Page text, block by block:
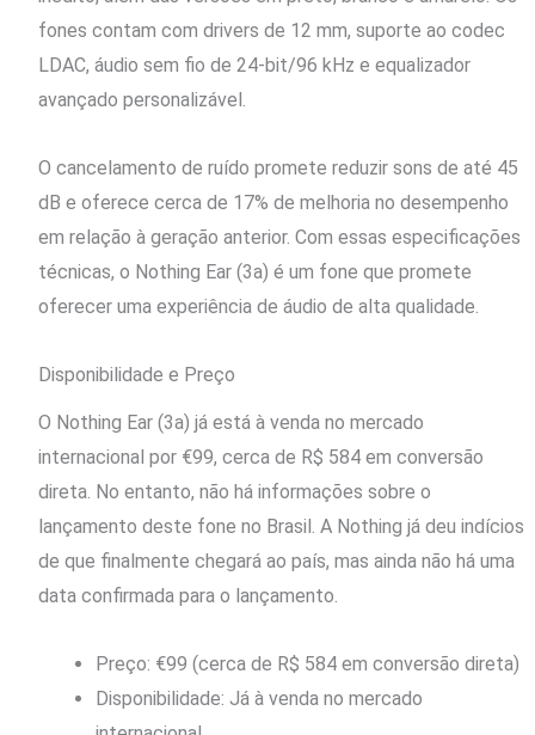
fones contam com drivers de 12 mm, suporte ao codec
LDAC, áudio sem fio de 24-bit/96 kHz e equalizador
avançado personalizável.
O cancelamento de ruído promete reduzir sons de até 45
dB e oferece cerca de 17% de melhoria no desempenho
em relação à geração anterior. Com essas especificações
técnicas, o Nothing Ear (3a) é um fone que promete
oferecer uma experiência de áudio de alta qualidade.
Disponibilidade e Preço
O Nothing Ear (3a) já está à venda no mercado
internacional por €99, cerca de R$ 584 em conversão
direta. No entanto, não há informações sobre o
lançamento deste fone no Brasil. A Nothing já deu indícios
de que finalmente chegará ao país, mas ainda não há uma
data confirmada para o lançamento.
Preço: €99 (cerca de R$ 584 em conversão direta)
Disponibilidade: Já à venda no mercado